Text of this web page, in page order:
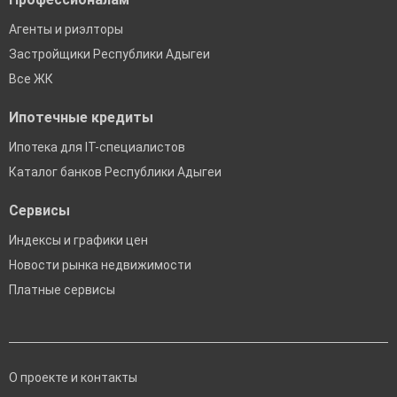
Агенты и риэлторы
Застройщики Республики Адыгеи
Все ЖК
Ипотечные кредиты
Ипотека для IT-специалистов
Каталог банков Республики Адыгеи
Сервисы
Индексы и графики цен
Новости рынка недвижимости
Платные сервисы
О проекте и контакты